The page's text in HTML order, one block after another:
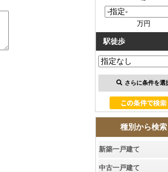
万円
駅徒歩
さらに条件を選
種別から検索
新築一戸建て
中古一戸建て